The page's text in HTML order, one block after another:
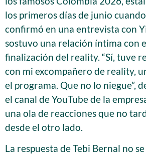
los primeros días de junio
confirmó en una entrevista con
sostuvo una relación íntima con
finalización del reality. “Sí, tuve
con mi excompañero de reality,
el programa. Que no lo niegue”,
el canal de YouTube de la
una ola de reacciones que no
desde el otro lado.
La respuesta de Tebi Bernal no